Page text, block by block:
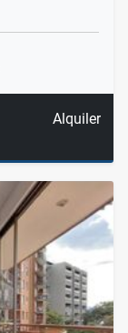
Alquiler